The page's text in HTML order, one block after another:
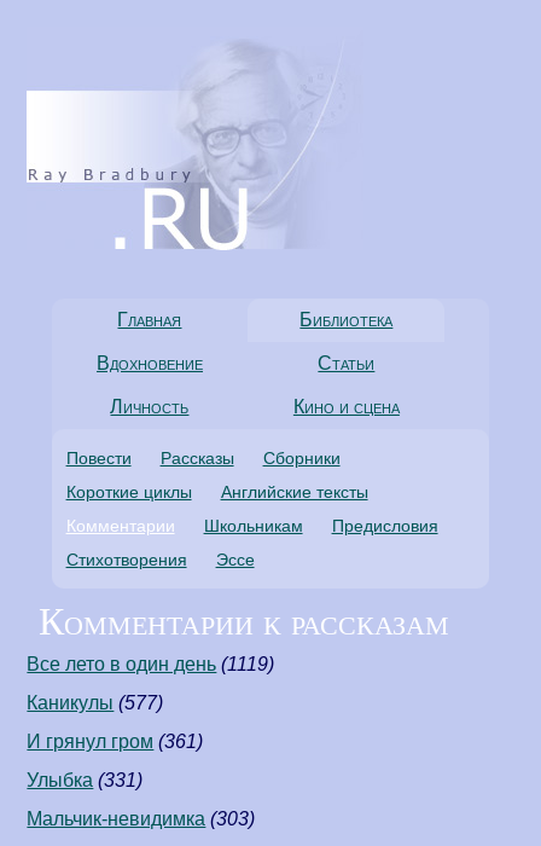
Главная Библиотека
Вдохновение Статьи
Личность Кино и сцена
Повести Рассказы
Сборники
Короткие циклы
Английские тексты
Комментарии
Школьникам
Предисловия
Стихотворения
Эссе
Комментарии к рассказам
Все лето в один день (1119)
Каникулы (577)
И грянул гром (361)
Улыбка (331)
Мальчик-невидимка (303)